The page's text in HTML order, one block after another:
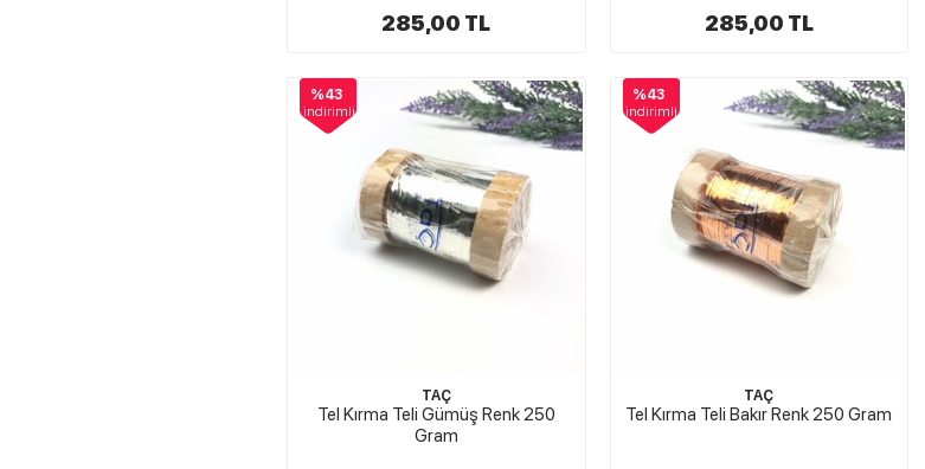
285,00 TL 285,00 TL
%43
indirimli
TAÇ
Tel Kırma Teli Gümüş Renk 250
Gram
%43
indirimli
TAÇ
Tel Kırma Teli Bakır Renk 250 Gram